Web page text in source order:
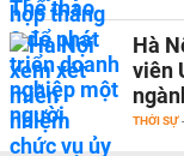
Hà
viên
THỜI SỰ -